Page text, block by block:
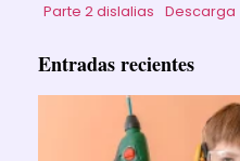
Parte 2 dislalias Descarga
Entradas recientes